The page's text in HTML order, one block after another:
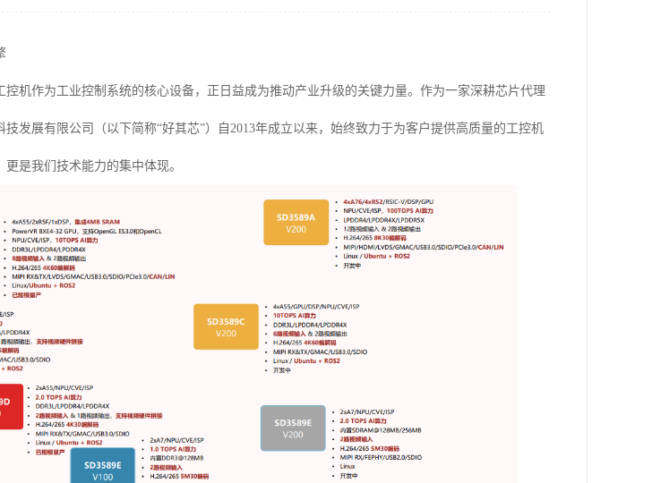
机作为工业控制系统的核心设备，正日益成为推动产业升级的关键力量。作为一家深耕芯片代理
发展有限公司（以下简称“好其芯”）自2013年成立以来，始终致力于为客户提供高质量的工控机
是我们技术能力的集中体现。